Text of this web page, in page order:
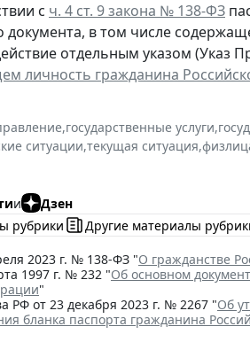
с ч. 4 ст. 9 закона № 138-ФЗ
документа, в том числе
отдельным указом (Указ
личность гражданина
,государственные услуги,
ситуации,текущая ситуация,
и
Дзен
рубрики
Другие материалы
2023 г. № 138-ФЗ "О гражданстве
1997 г. № 232 "Об основном
"
РФ от 23 декабря 2023 г. № 2267 "Об
бланка паспорта гражданина